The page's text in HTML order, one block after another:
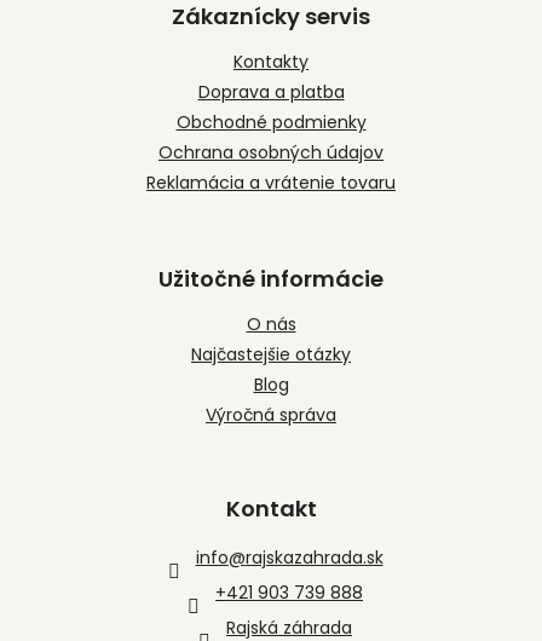
Zákaznícky servis
Kontakty
Doprava a platba
Obchodné podmienky
Ochrana osobných údajov
Reklamácia a vrátenie tovaru
Užitočné informácie
O nás
Najčastejšie otázky
Blog
Výročná správa
Kontakt
info@rajskazahrada.sk
+421 903 739 888
Rajská záhrada